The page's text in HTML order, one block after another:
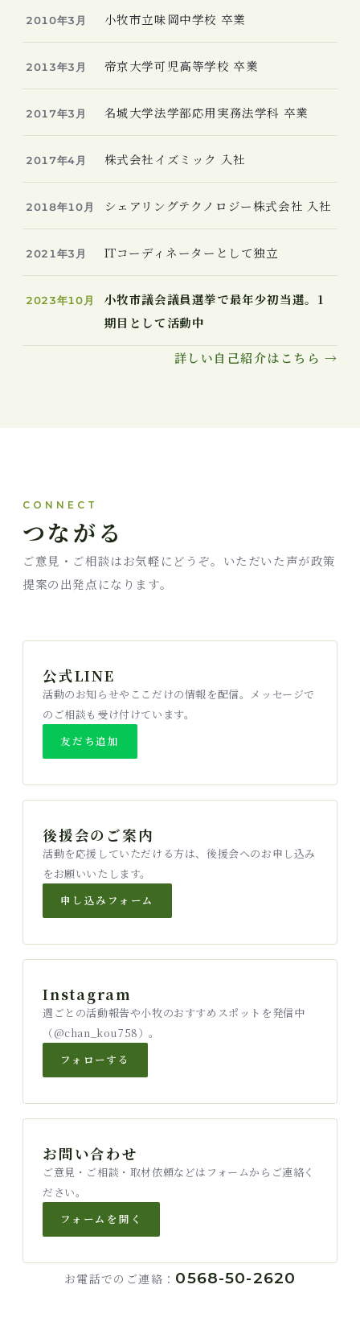
2010年3月 小牧市立味岡中学校 卒業
2013年3月 帝京大学可児高等学校 卒業
2017年3月 名城大学法学部応用実務法学科 卒業
2017年4月 株式会社イズミック 入社
2018年10月 シェアリングテクノロジー株式会社 入社
2021年3月 ITコーディネーターとして独立
2023年10月
小牧市議会議員選挙で最年少初当選。1
期目として活動中
詳しい自己紹介はこちら →
CONNECT
つながる
ご意見・ご相談はお気軽にどうぞ。いただいた声が政策
提案の出発点になります。
公式LINE
活動のお知らせやここだけの情報を配信。メッセージで
のご相談も受け付けています。
友だち追加
後援会のご案内
活動を応援していただける方は、後援会へのお申し込み
をお願いいたします。
申し込みフォーム
Instagram
週ごとの活動報告や小牧のおすすめスポットを発信中
（@chan_kou758）。
フォローする
お問い合わせ
ご意見・ご相談・取材依頼などはフォームからご連絡く
ださい。
フォームを開く
お電話でのご連絡： 0568-50-2620